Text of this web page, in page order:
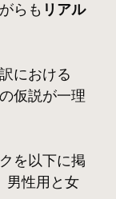
らも リアル
における
仮説が一理
を以下に掲
男性用と女